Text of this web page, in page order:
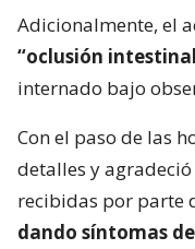
Adicionalmente, el
“oclusión
internado bajo
Con el paso de las
detalles y
recibidas por parte
dando síntomas